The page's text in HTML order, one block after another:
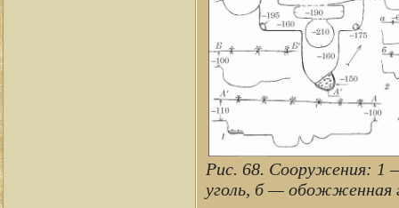
Рис. 68. Сооружения: 1
уголь, б — обожженная